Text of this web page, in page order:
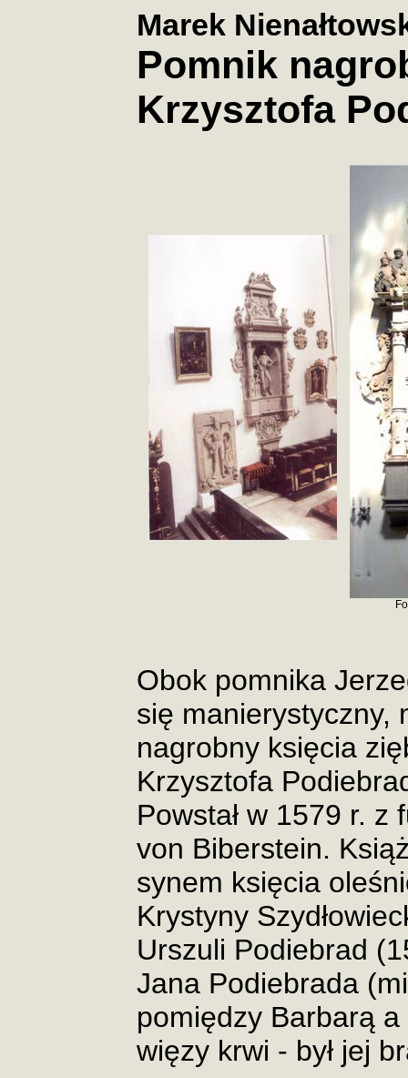
Marek
Pomnik
Krzysztofa
Obok pomnika
się manierystyczny,
nagrobny księcia
Krzysztofa
Powstał w 1579 r.
von Biberstein.
synem księcia
Krystyny
Urszuli Podiebrad
Jana Podiebrada
pomiędzy Barbarą
więzy krwi - był jej